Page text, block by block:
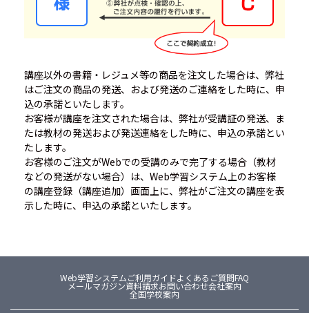
講座以外の書籍・レジュメ等の商品を注文した場合は、弊社
はご注文の商品の発送、および発送のご連絡をした時に、申
込の承諾といたします。
お客様が講座を注文された場合は、弊社が受講証の発送、ま
たは教材の発送および発送連絡をした時に、申込の承諾とい
たします。
お客様のご注文がWebでの受講のみで完了する場合（教材
などの発送がない場合）は、Web学習システム上のお客様
の講座登録（講座追加）画面上に、弊社がご注文の講座を表
示した時に、申込の承諾といたします。
Web学習システムご利用ガイドよくあるご質問FAQ
メールマガジン資料請求お問い合わせ会社案内
全国学校案内